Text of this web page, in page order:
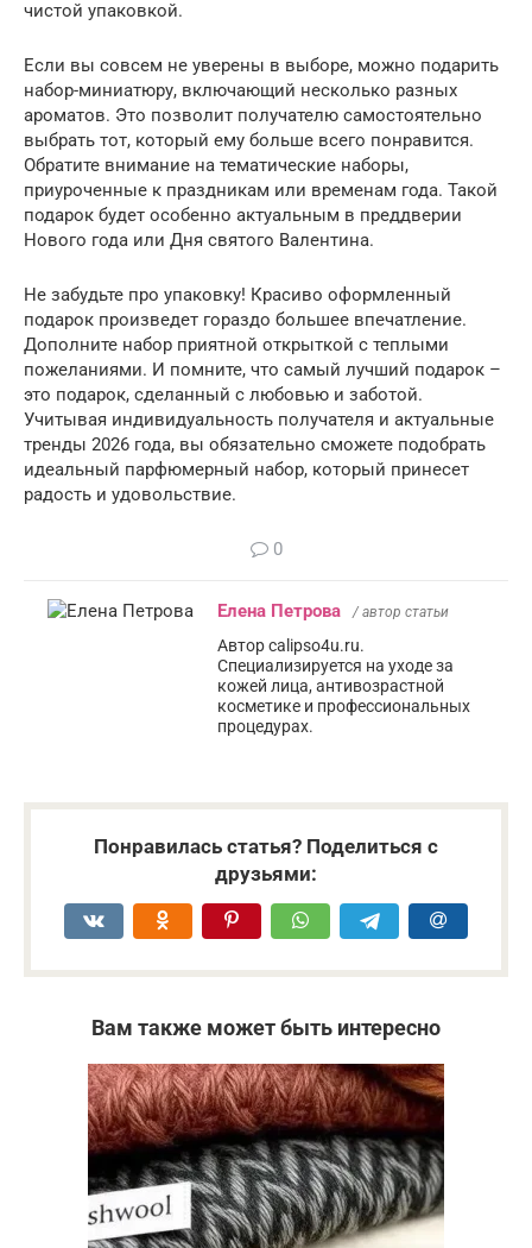
чистой упаковкой.
Если вы совсем не уверены в выборе, можно подарить
набор-миниатюру, включающий несколько разных
ароматов. Это позволит получателю самостоятельно
выбрать тот, который ему больше всего понравится.
Обратите внимание на тематические наборы,
приуроченные к праздникам или временам года. Такой
подарок будет особенно актуальным в преддверии
Нового года или Дня святого Валентина.
Не забудьте про упаковку! Красиво оформленный
подарок произведет гораздо большее впечатление.
Дополните набор приятной открыткой с теплыми
пожеланиями. И помните, что самый лучший подарок –
это подарок, сделанный с любовью и заботой.
Учитывая индивидуальность получателя и актуальные
тренды 2026 года, вы обязательно сможете подобрать
идеальный парфюмерный набор, который принесет
радость и удовольствие.
0
Елена Петрова / автор статьи
Автор calipso4u.ru.
Специализируется на уходе за
кожей лица, антивозрастной
косметике и профессиональных
процедурах.
Понравилась статья? Поделиться с
друзьями:
Вам также может быть интересно